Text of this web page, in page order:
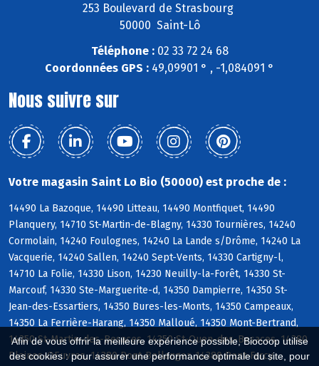
Afin de vous offrir la meilleure expérience possible, Biocoop utilise
des cookies : pour assurer une performance optimale du site, pour
253 Boulevard de Strasbourg
50000 Saint-Lô
Téléphone :02 33 72 24 68
Coordonnées GPS : 49,09901 ° , -1,084091 °
Nous suivre sur
Votre magasin Saint Lo Bio (50000) est proche de :
14490 La Bazoque, 14490 Litteau, 14490 Montfiquet, 14490
Planquery, 14710 St-Martin-de-Blagny, 14330 Tournières, 14240
Cormolain, 14240 Foulognes, 14240 La Lande s/Drôme, 14240 La
Vacquerie, 14240 Sallen, 14240 Sept-Vents, 14330 Cartigny-l,
14710 La Folie, 14330 Lison, 14230 Neuilly-la-Forêt, 14330 St-
Marcouf, 14330 Ste-Marguerite-d, 14350 Dampierre, 14350 St-
Jean-des-Essartiers, 14350 Bures-les-Monts, 14350 Campeaux,
14350 La Ferrière-Harang, 14350 Malloué, 14350 Mont-Bertrand,
14350 St-Martin-des-Besaces, 14350 St-Ouen-des-Besaces, 14380
Pleines-OEuvres, 14380 Pont-Bellanger, 14380 Pont-Farcy